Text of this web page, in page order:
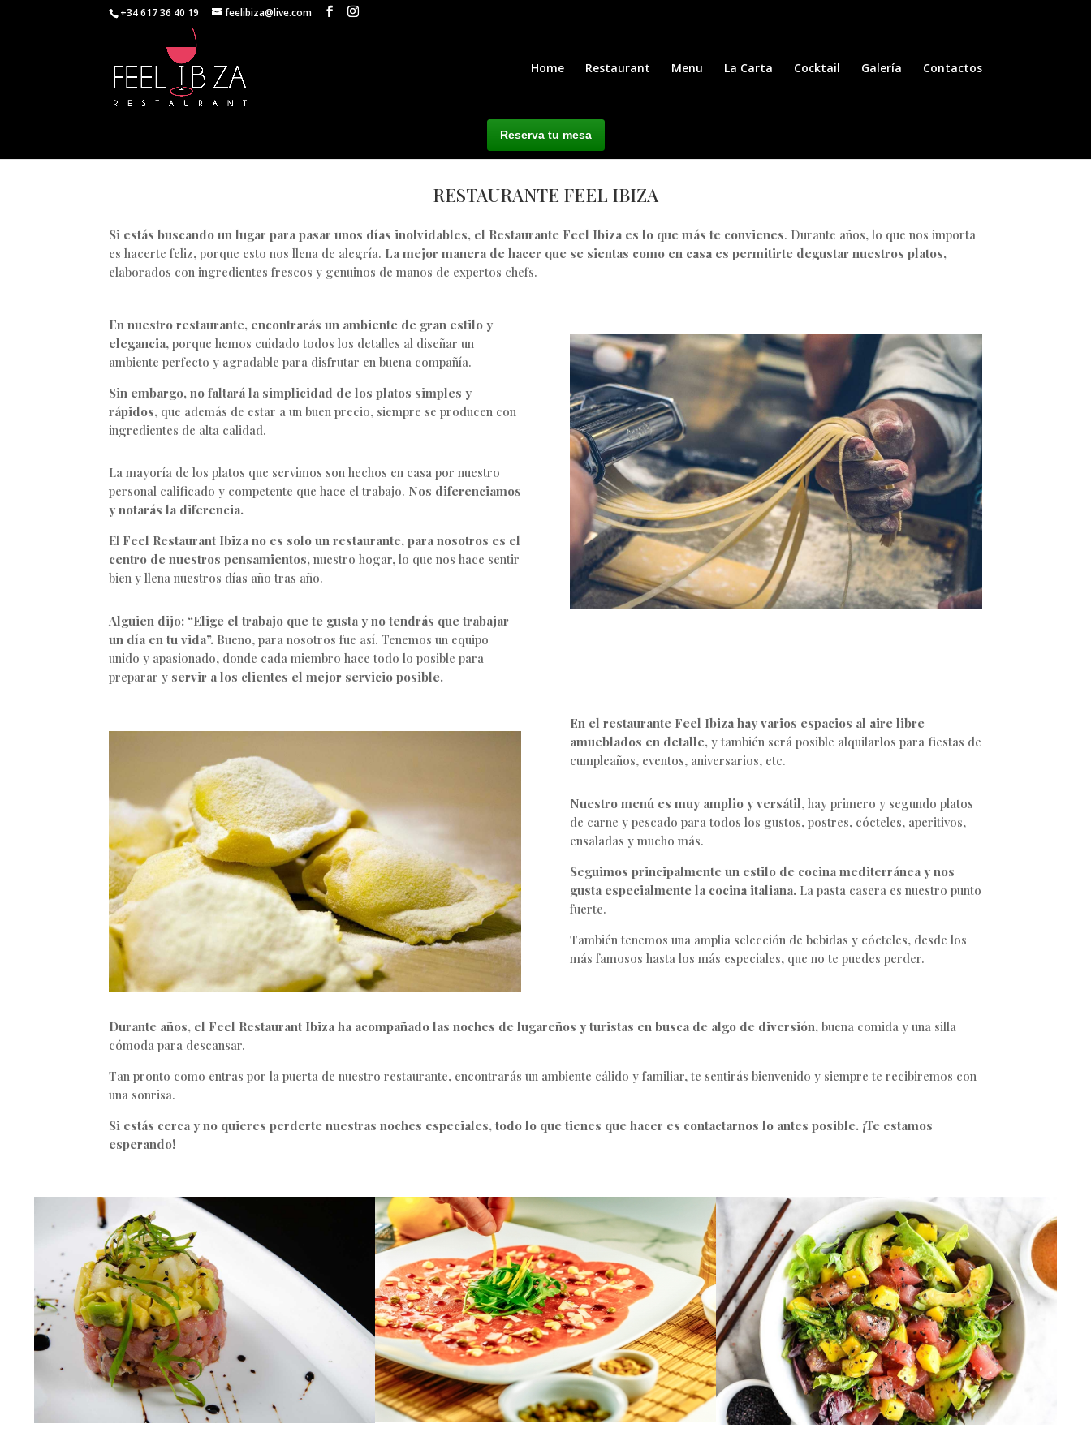
+34 617 36 40 19 feelibiza@live.com
Home Restaurant Menu La Carta Cocktail Galería Contactos
Reserva tu mesa
RESTAURANTE FEEL IBIZA
Si estás buscando un lugar para pasar unos días inolvidables, el Restaurante Feel Ibiza es lo que más te convienes. Durante años, lo que nos importa
es hacerte feliz, porque esto nos llena de alegría. La mejor manera de hacer que se sientas como en casa es permitirte degustar nuestros platos,
elaborados con ingredientes frescos y genuinos de manos de expertos chefs.
En nuestro restaurante, encontrarás un ambiente de gran estilo y
elegancia, porque hemos cuidado todos los detalles al diseñar un
ambiente perfecto y agradable para disfrutar en buena compañía.
Sin embargo, no faltará la simplicidad de los platos simples y
rápidos, que además de estar a un buen precio, siempre se producen con
ingredientes de alta calidad.
La mayoría de los platos que servimos son hechos en casa por nuestro
personal calificado y competente que hace el trabajo. Nos diferenciamos
y notarás la diferencia.
El Feel Restaurant Ibiza no es solo un restaurante, para nosotros es el
centro de nuestros pensamientos, nuestro hogar, lo que nos hace sentir
bien y llena nuestros días año tras año.
Alguien dijo: “Elige el trabajo que te gusta y no tendrás que trabajar
un día en tu vida”. Bueno, para nosotros fue así. Tenemos un equipo
unido y apasionado, donde cada miembro hace todo lo posible para
preparar y servir a los clientes el mejor servicio posible.
En el restaurante Feel Ibiza hay varios espacios al aire libre
amueblados en detalle,y también será posible alquilarlos para fiestas de
cumpleaños, eventos, aniversarios, etc.
Nuestro menú es muy amplio y versátil, hay primero y segundo platos
de carne y pescado para todos los gustos, postres, cócteles, aperitivos,
ensaladas y mucho más.
Seguimos principalmente un estilo de cocina mediterránea y nos
gusta especialmente la cocina italiana.La pasta casera es nuestro punto
fuerte.
También tenemos una amplia selección de bebidas y cócteles, desde los
más famosos hasta los más especiales, que no te puedes perder.
Durante años, el Feel Restaurant Ibiza ha acompañado las noches de lugareños y turistas en busca de algo de diversión, buena comida y una silla
cómoda para descansar.
Tan pronto como entras por la puerta de nuestro restaurante, encontrarás un ambiente cálido y familiar, te sentirás bienvenido y siempre te recibiremos con
una sonrisa.
Si estás cerca y no quieres perderte nuestras noches especiales, todo lo que tienes que hacer es contactarnos lo antes posible. ¡Te estamos
esperando!